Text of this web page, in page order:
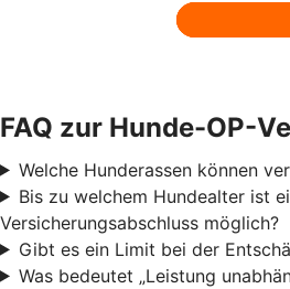
FAQ zur Hunde-OP-
Welche Hunderassen können
Bis zu welchem Hundealter ist
Versicherungsabschluss möglich?
Gibt es ein Limit bei der
Was bedeutet „Leistung